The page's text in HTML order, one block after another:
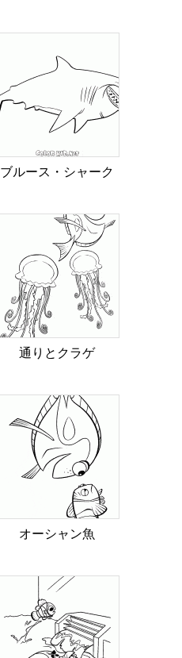
ブルース・シャーク
通りとクラゲ
オーシャン魚